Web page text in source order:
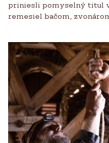
priniesli pomyselný titul
remesiel bačom,